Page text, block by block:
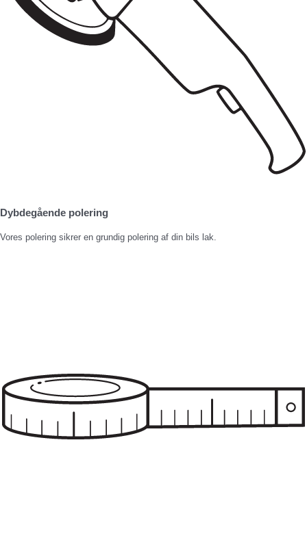
Dybdegående polering
Vores polering sikrer en grundig polering af din bils lak.